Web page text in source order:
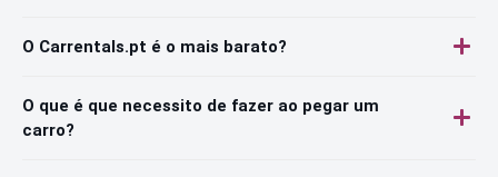
O Carrentals.pt é o mais barato?
O que é que necessito de fazer ao pegar um
carro?